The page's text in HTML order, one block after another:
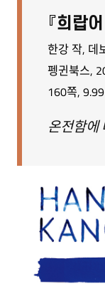
『희랍
한강 작, 데
펭귄북스,
160쪽,
온전함에